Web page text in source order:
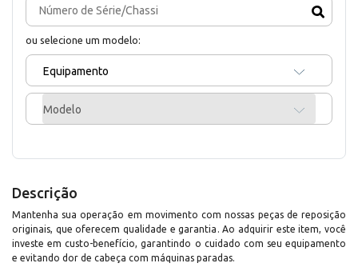
ou selecione um modelo:
Equipamento
Modelo
Descrição
Mantenha sua operação em movimento com nossas peças de reposição
originais, que oferecem qualidade e garantia. Ao adquirir este item, você
investe em custo-benefício, garantindo o cuidado com seu equipamento
e evitando dor de cabeça com máquinas paradas.